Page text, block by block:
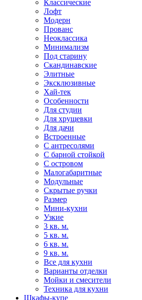
Классические
Лофт
Модерн
Прованс
Неоклассика
Минимализм
Под старину
Скандинавские
Элитные
Эксклюзивные
Хай-тек
Особенности
Для студии
Для хрущевки
Для дачи
Встроенные
С антресолями
С барной стойкой
С островом
Малогабаритные
Модульные
Скрытые ручки
Размер
Мини-кухни
Узкие
3 кв. м.
5 кв. м.
6 кв. м.
9 кв. м.
Все для кухни
Варианты отделки
Мойки и смесители
Техника для кухни
Шкафы-купе